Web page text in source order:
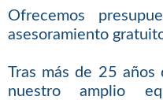
Ofrecemos
asesoramiento
Tras más de 25 años
nuestro amplio